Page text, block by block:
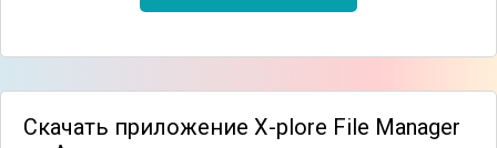
Скачать приложение X-plore File Manager